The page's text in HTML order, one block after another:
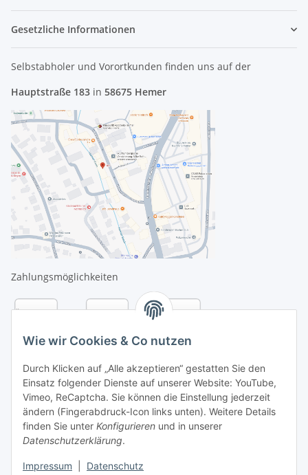
Wie wir Cookies & Co nutzen
Durch Klicken auf „Alle akzeptieren“ gestatten Sie den
Einsatz folgender Dienste auf unserer Website: YouTube,
Vimeo, ReCaptcha. Sie können die Einstellung jederzeit
ändern (Fingerabdruck-Icon links unten). Weitere Details
finden Sie unter Konfigurieren und in unserer
Datenschutzerklärung.
Impressum Datenschutz
Gesetzliche Informationen
Selbstabholer und Vorortkunden finden uns auf der
Hauptstraße 183 in 58675 Hemer
Zahlungsmöglichkeiten